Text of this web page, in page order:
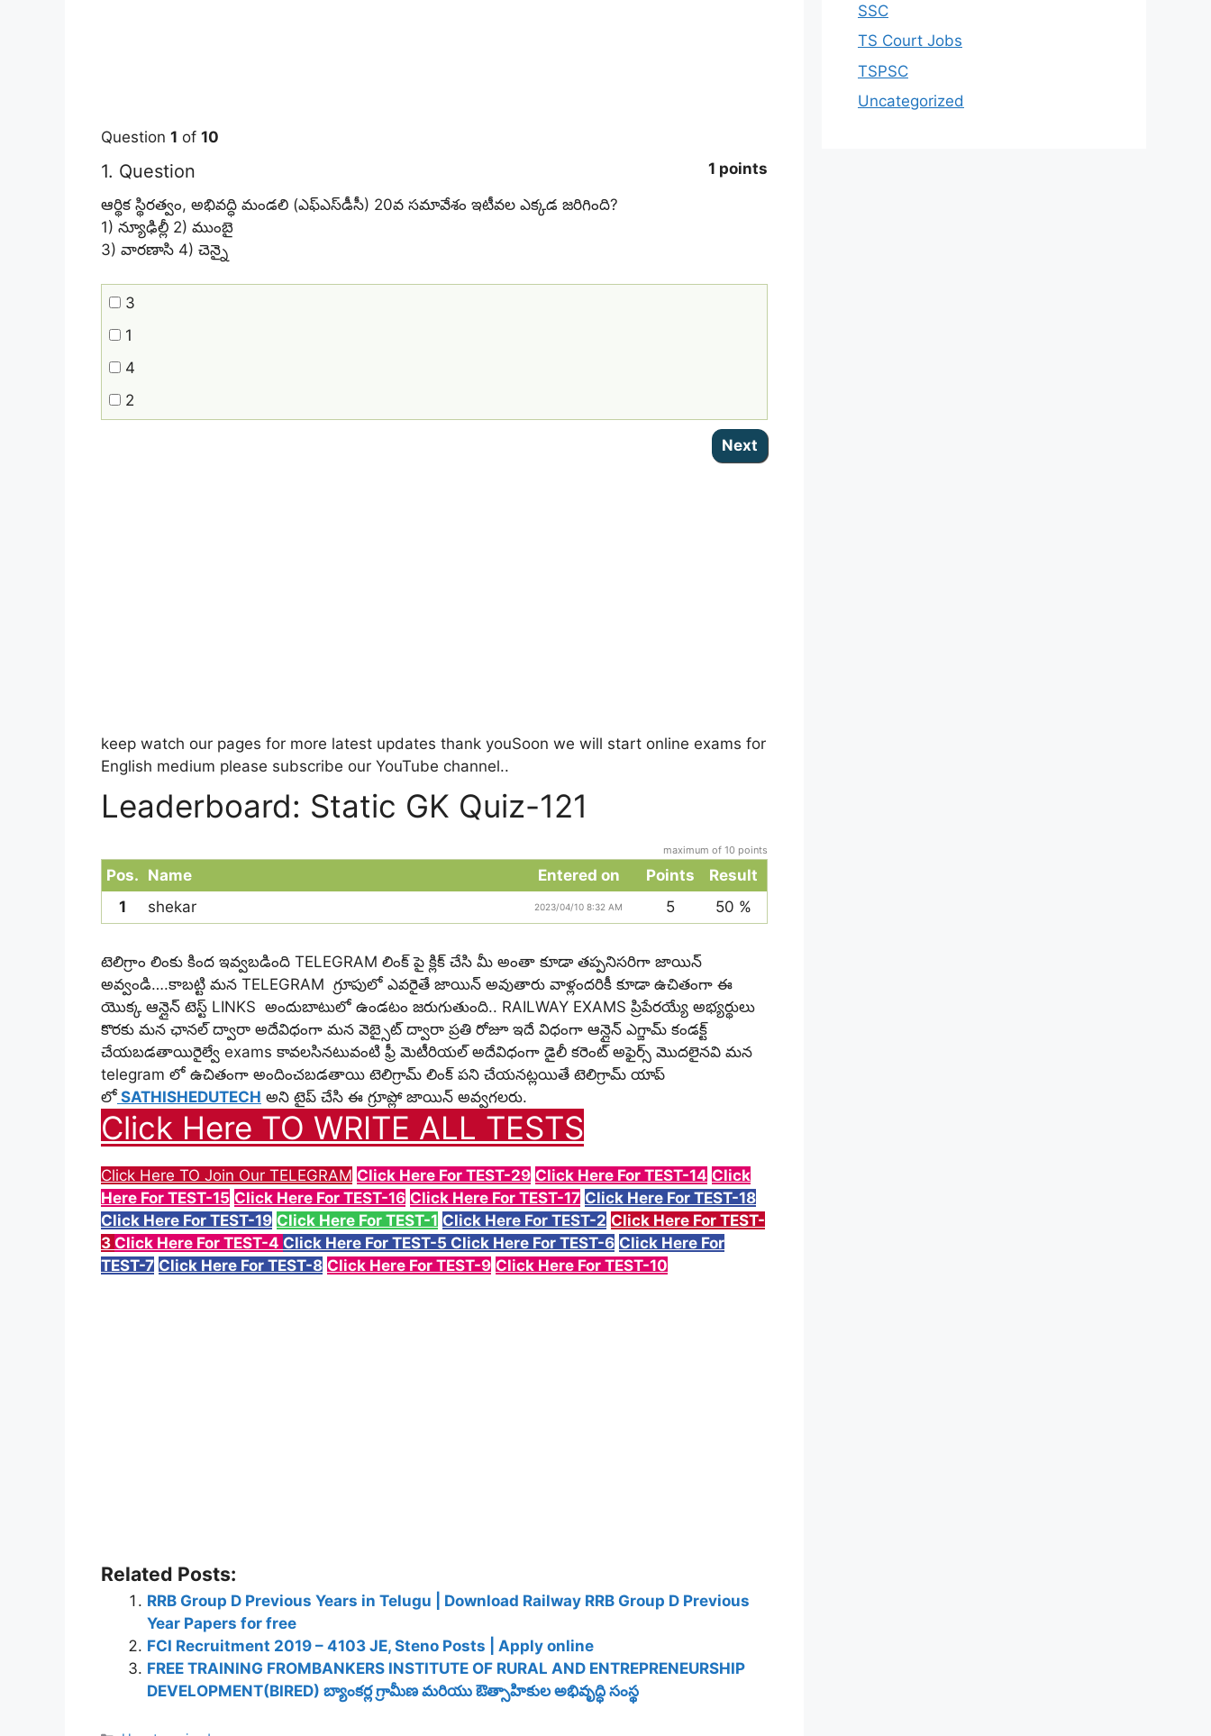
Question 1 of 10
1. Question
1 points
ఆర్థిక స్థిరత్వం, అభివద్ధి మండలి (ఎఫ్‌ఎస్‌డీసీ) 20వ సమావేశం ఇటీవల ఎక్కడ జరిగింది?
1) న్యూఢిల్లీ 2) ముంబై
3) వారణాసి 4) చెన్నై
3
1
4
2
keep watch our pages for more latest updates thank youSoon we will start online exams for
English medium please subscribe our YouTube channel..
Leaderboard: Static GK Quiz-121
maximum of 10 points
Pos. Name Entered on Points
Result
1
shekar 2023/04/10 8:32 AM 5 50 %
టెలిగ్రాం లింకు కింద ఇవ్వబడింది TELEGRAM లింక్ పై క్లిక్ చేసి మీ అంతా కూడా తప్పనిసరిగా జాయిన్
అవ్వండి….కాబట్టి మన TELEGRAM గ్రూపులో ఎవరైతే జాయిన్ అవుతారు వాళ్లందరికీ కూడా ఉచితంగా ఈ
యొక్క ఆన్లైన్ టెస్ట్ LINKS అందుబాటులో ఉండటం జరుగుతుంది.. RAILWAY EXAMS ప్రిపేరయ్యే అభ్యర్థులు
కొరకు మన ఛానల్ ద్వారా అదేవిధంగా మన వెబ్సైట్ ద్వారా ప్రతి రోజూ ఇదే విధంగా ఆన్లైన్ ఎగ్జామ్ కండక్ట్
చేయబడతాయిరైల్వే exams కావలసినటువంటి ఫ్రీ మెటీరియల్ అదేవిధంగా డైలీ కరెంట్ అఫైర్స్ మొదలైనవి మన
telegram లో ఉచితంగా అందించబడతాయి టెలిగ్రామ్ లింక్ పని చేయనట్లయితే టెలిగ్రామ్ యాప్
లో SATHISHEDUTECH అని టైప్ చేసి ఈ గ్రూప్లో జాయిన్ అవ్వగలరు.
Click Here TO WRITE ALL TESTS
Click Here TO Join Our TELEGRAM Click Here For TEST-29 Click Here For TEST-14 Click
Here For TEST-15 Click Here For TEST-16 Click Here For TEST-17 Click Here For TEST-18
Click Here For TEST-19 Click Here For TEST-1 Click Here For TEST-2 Click Here For TEST-
3 Click Here For TEST-4 Click Here For TEST-5 Click Here For TEST-6 Click Here For
TEST-7 Click Here For TEST-8 Click Here For TEST-9 Click Here For TEST-10
Related Posts:
RRB Group D Previous Years in Telugu | Download Railway RRB Group D Previous
Year Papers for free
FCI Recruitment 2019 – 4103 JE, Steno Posts | Apply online
FREE TRAINING FROMBANKERS INSTITUTE OF RURAL AND ENTREPRENEURSHIP
DEVELOPMENT(BIRED) బ్యాంకర్ల గ్రామీణ మరియు ఔత్సాహికుల అభివృద్ధి సంస్థ
SSC
TS Court Jobs
TSPSC
Uncategorized